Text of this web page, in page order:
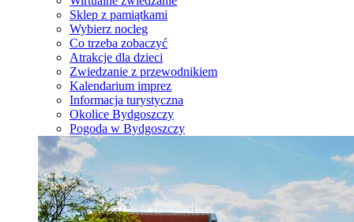
Sklep z pamiątkami
Wybierz nocleg
Co trzeba zobaczyć
Atrakcje dla dzieci
Zwiedzanie z przewodnikiem
Kalendarium imprez
Informacja turystyczna
Okolice Bydgoszczy
Pogoda w Bydgoszczy